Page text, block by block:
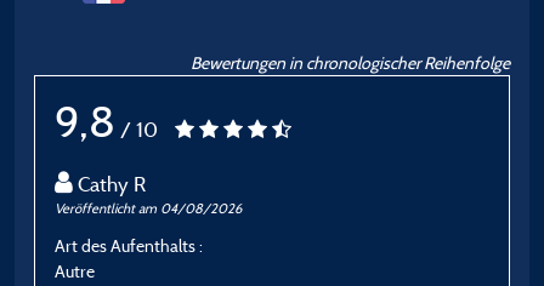
Bewertungen in chronologischer Reihenfolge
9,8 / 10
Cathy R
Veröffentlicht am 04/08/2026
Art des Aufenthalts :
Autre